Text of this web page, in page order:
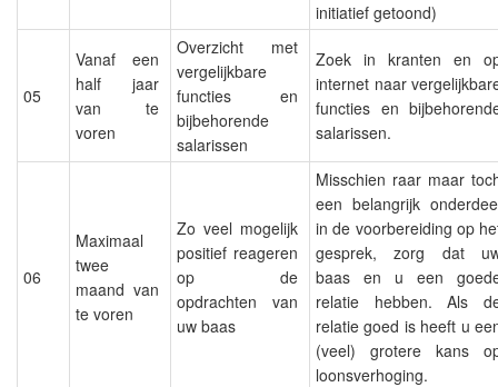
initiatief getoond)
05
Vanaf een
half jaar
van te
voren
Overzicht met
vergelijkbare
functies en
bijbehorende
salarissen
Zoek in kranten en
internet naar
functies en
salarissen.
06
Maximaal
twee
maand van
te voren
Zo veel mogelijk
positief reageren
op de
opdrachten van
uw baas
Misschien raar maar
een belangrijk
in de voorbereiding op
gesprek, zorg dat
baas en u een
relatie hebben. Als
relatie goed is heeft u
(veel) grotere kans
loonsverhoging.